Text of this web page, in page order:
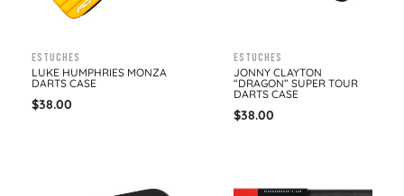
Estuches
LUKE HUMPHRIES MONZA
DARTS CASE
$38.00
Estuches
JONNY CLAYTON
“DRAGON” SUPER TOUR
DARTS CASE
$38.00